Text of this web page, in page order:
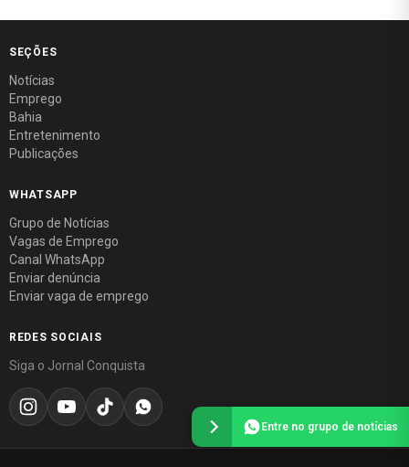
SEÇÕES
Notícias
Emprego
Bahia
Entretenimento
Publicações
WHATSAPP
Grupo de Notícias
Vagas de Emprego
Canal WhatsApp
Enviar denúncia
Enviar vaga de emprego
REDES SOCIAIS
Siga o Jornal Conquista
Entre no grupo de notícias